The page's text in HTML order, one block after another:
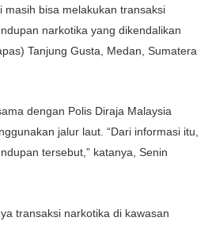
masih bisa melakukan transaksi
narkotika yang dikendalikan
Tanjung Gusta, Medan, Sumatera
dengan Polis Diraja Malaysia
jalur laut. “Dari informasi itu,
tersebut,” katanya, Senin
transaksi narkotika di kawasan